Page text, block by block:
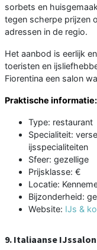
sorbets en
tegen scherpe prijzen
adressen in de regio.
Het aanbod is eerlijk
toeristen en
Fiorentina een salon
Praktische informatie:
Type: restaurant
Specialiteit:
ijsspecialiteiten
Sfeer: gezellige
Prijsklasse: €
Locatie:
Bijzonderheid:
Website: IJs &
9. Italiaanse